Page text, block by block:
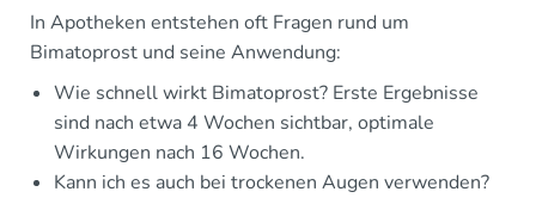
In Apotheken entstehen oft Fragen rund um
Bimatoprost und seine Anwendung:
Wie schnell wirkt Bimatoprost? Erste Ergebnisse
sind nach etwa 4 Wochen sichtbar, optimale
Wirkungen nach 16 Wochen.
Kann ich es auch bei trockenen Augen verwenden?